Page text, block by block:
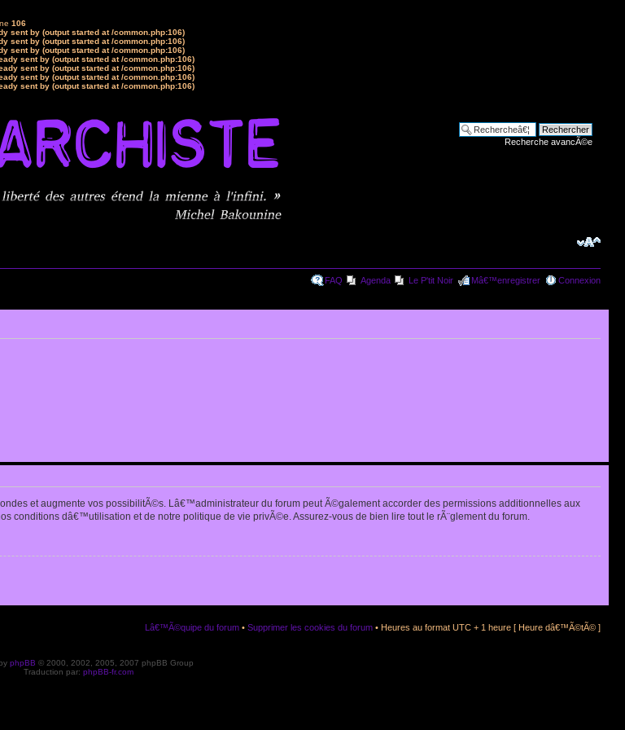
106
sent by (output started at /common.php:106)
sent by (output started at /common.php:106)
sent by (output started at /common.php:106)
sent by (output started at /common.php:106)
sent by (output started at /common.php:106)
sent by (output started at /common.php:106)
sent by (output started at /common.php:106)
Recherche avancÃ©e
FAQ Agenda Le P'tit Noir Mâ€™enregistrer Connexion
et augmente vos possibilitÃ©s. Lâ€™administrateur du forum peut Ã©galement accorder des permissions additionnelles aux
conditions dâ€™utilisation et de notre politique de vie privÃ©e. Assurez-vous de bien lire tout le rÃ¨glement du forum.
Lâ€™Ã©quipe du forum • Supprimer les cookies du forum • Heures au format UTC + 1 heure [ Heure dâ€™Ã©tÃ© ]
phpBB © 2000, 2002, 2005, 2007 phpBB Group
Traduction par: phpBB-fr.com